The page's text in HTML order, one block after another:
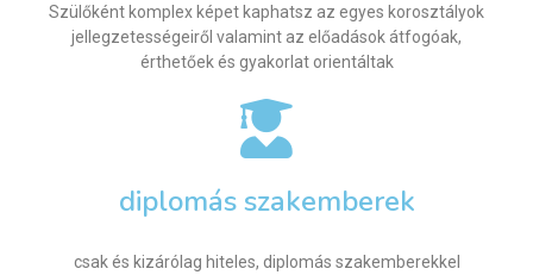
Szülőként komplex képet kaphatsz az egyes korosztályok
jellegzetességeiről valamint az előadások átfogóak,
érthetőek és gyakorlat orientáltak
diplomás szakemberek
csak és kizárólag hiteles, diplomás szakemberekkel